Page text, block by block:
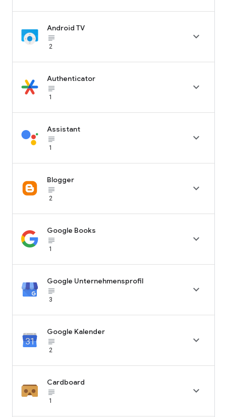
Android TV
subject_black
2

Authenticator
subject_black
1

Assistant
subject_black
1

Blogger
subject_black
2

Google Books
subject_black
1

Google Unternehmensprofil
subject_black
3

Google Kalender
subject_black
2

Cardboard
subject_black
1
